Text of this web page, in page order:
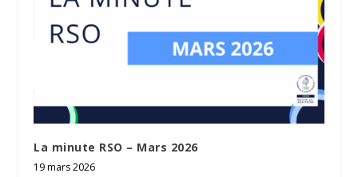
La minute RSO – Mars 2026
19 mars 2026